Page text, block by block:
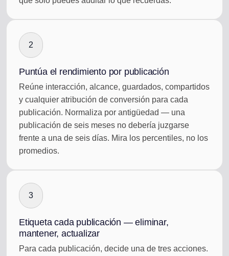
2
Puntúa el rendimiento por publicación
Reúne interacción, alcance, guardados, compartidos
y cualquier atribución de conversión para cada
publicación. Normaliza por antigüedad — una
publicación de seis meses no debería juzgarse
frente a una de seis días. Mira los percentiles, no los
promedios.
3
Etiqueta cada publicación — eliminar,
mantener, actualizar
Para cada publicación, decide una de tres acciones.